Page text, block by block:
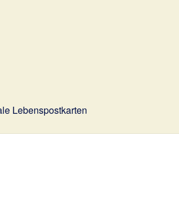
Lebenspostkarten